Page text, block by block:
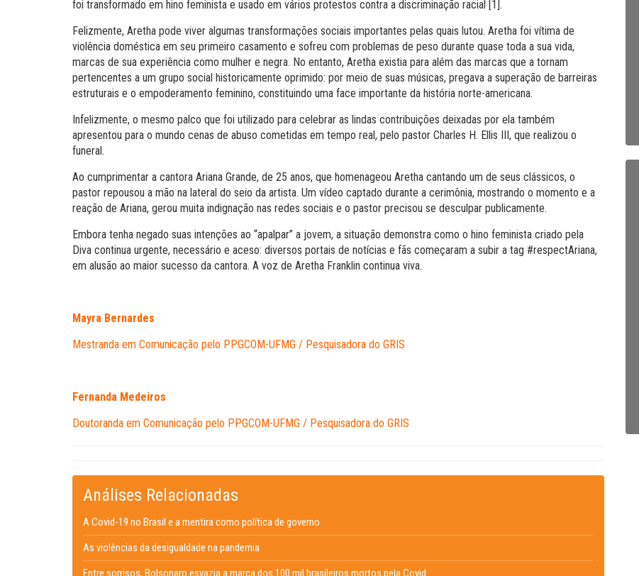
foi transformado em hino feminista e usado em vários protestos contra a discriminação racial [1].
Felizmente, Aretha pode viver algumas transformações sociais importantes pelas quais lutou. Aretha foi vítima de
violência doméstica em seu primeiro casamento e sofreu com problemas de peso durante quase toda a sua vida,
marcas de sua experiência como mulher e negra. No entanto, Aretha existia para além das marcas que a tornam
pertencentes a um grupo social historicamente oprimido: por meio de suas músicas, pregava a superação de barreiras
estruturais e o empoderamento feminino, constituindo uma face importante da história norte-americana.
Infelizmente, o mesmo palco que foi utilizado para celebrar as lindas contribuições deixadas por ela também
apresentou para o mundo cenas de abuso cometidas em tempo real, pelo pastor Charles H. Ellis III, que realizou o
funeral.
Ao cumprimentar a cantora Ariana Grande, de 25 anos, que homenageou Aretha cantando um de seus clássicos, o
pastor repousou a mão na lateral do seio da artista. Um vídeo captado durante a cerimônia, mostrando o momento e a
reação de Ariana, gerou muita indignação nas redes sociais e o pastor precisou se desculpar publicamente.
Embora tenha negado suas intenções ao “apalpar” a jovem, a situação demonstra como o hino feminista criado pela
Diva continua urgente, necessário e aceso: diversos portais de notícias e fãs começaram a subir a tag #respectAriana,
em alusão ao maior sucesso da cantora. A voz de Aretha Franklin continua viva.
Mayra Bernardes
Mestranda em Comunicação pelo PPGCOM-UFMG / Pesquisadora do GRIS
Fernanda Medeiros
Doutoranda em Comunicação pelo PPGCOM-UFMG / Pesquisadora do GRIS
Análises Relacionadas
A Covid-19 no Brasil e a mentira como política de governo
As violências da desigualdade na pandemia
Entre sorrisos, Bolsonaro esvazia a marca dos 100 mil brasileiros mortos pela Covid